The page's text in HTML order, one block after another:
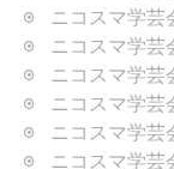
ニコスマ学芸
ニコスマ学芸
ニコスマ学芸
ニコスマ学芸
ニコスマ学芸
ニコスマ学芸